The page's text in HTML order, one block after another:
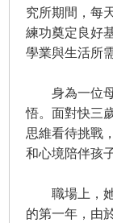
究所期間，每
練功奠定良好
學業與生活所
身為一位母
悟。面對快三
思維看待挑戰
和心境陪伴孩
職場上，她
的第一年，由